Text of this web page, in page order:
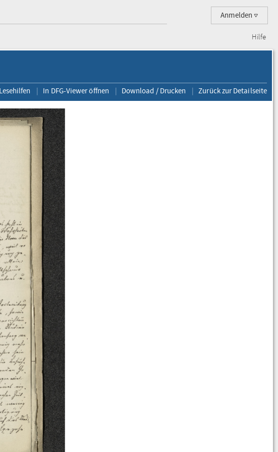
Anmelden
Hilfe
Lesehilfen In DFG-Viewer öffnen Download / Drucken Zurück zur Detailseite